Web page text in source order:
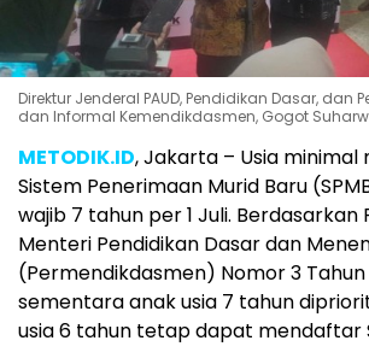
Direktur Jenderal PAUD, Pendidikan Dasar, dan
dan Informal Kemendikdasmen, Gogot
METODIK.ID, Jakarta – Usia minimal
Sistem Penerimaan Murid Baru
wajib 7 tahun per 1 Juli. Berdasarkan
Menteri Pendidikan Dasar dan
(Permendikdasmen) Nomor 3 Tahun
sementara anak usia 7 tahun
usia 6 tahun tetap dapat mendaftar